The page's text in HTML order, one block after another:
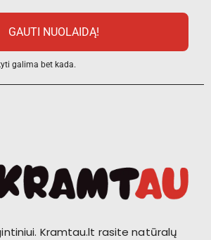
GAUTI NUOLAIDĄ!
galima bet kada.
Kramtau.lt rasite natūralų